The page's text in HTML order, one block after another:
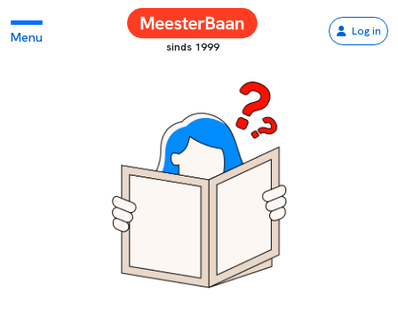
Menu
sinds 1999
Log in